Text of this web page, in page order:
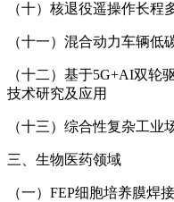
（十）核退役遥操作长程
（十一）混合动力车辆低
（十二）基于5G+AI双轮
技术研究及应用
（十三）综合性复杂工
三、生物医药领域
（一）FEP细胞培养膜焊